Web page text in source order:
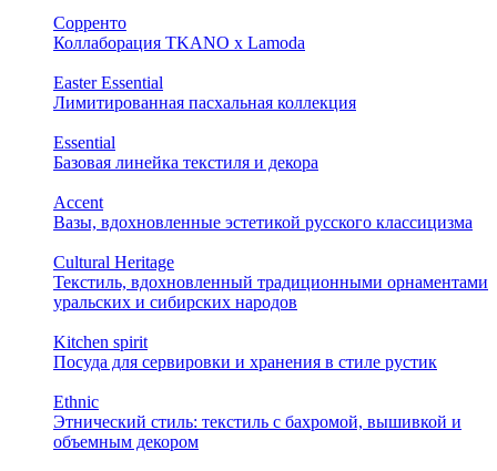
Сорренто
Коллаборация TKANO х Lamoda
Easter Essential
Лимитированная пасхальная коллекция
Essential
Базовая линейка текстиля и декора
Accent
Вазы, вдохновленные эстетикой русского классицизма
Cultural Heritage
Текстиль, вдохновленный традиционными орнаментами
уральских и сибирских народов
Kitchen spirit
Посуда для сервировки и хранения в стиле рустик
Ethnic
Этнический стиль: текстиль с бахромой, вышивкой и
объемным декором